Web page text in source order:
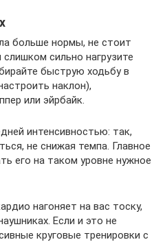
больше нормы, не стоит
сильно нагрузите
быструю ходьбу в
наклон),
или эйрбайк.
интенсивностью: так,
не снижая темпа. Главное
его на таком уровне нужное
нагоняет на вас тоску,
Если и это не
круговые тренировки с